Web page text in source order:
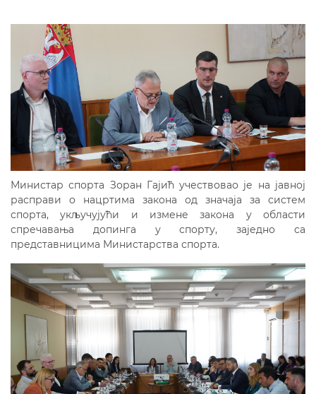
Министар спорта Зоран Гајић учествовао је на јавној
расправи о нацртима закона од значаја за систем
спорта, укључујући и измене закона у области
спречавања допинга у спорту, заједно са
представницима Министарства спорта.